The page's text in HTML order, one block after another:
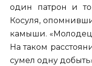
один патрон и
Косуля,
камыши.
На таком
сумел одну